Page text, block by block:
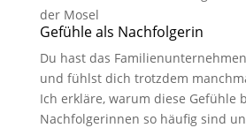
Gefühle als Nachfolgerin
Du hast das
und fühlst dich trotzdem
Ich erkläre, warum diese Gefühle
Nachfolgerinnen so häufig sind